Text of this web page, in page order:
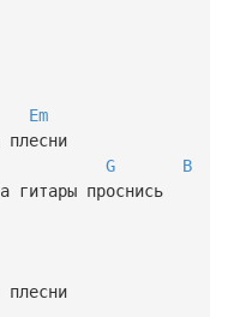
Em
плесни
G
B
гитары проснись
плесни